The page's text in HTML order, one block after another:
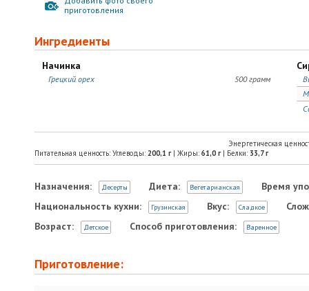
приготовления
Ингредиенты
Начинка
500 грамм
Грецкий орех
Энергетическая
Питательная ценность: Углеводы: 200,1 г| Жиры: 61,0 г| Белки: 33,7г
Назначения: Десерты Диета: Вегетарианская
Время
Национальность кухни:
Грузинская Вкус: Сладкое
Возраст:
Детское Способ приготовления: Варенное
Приготовление: